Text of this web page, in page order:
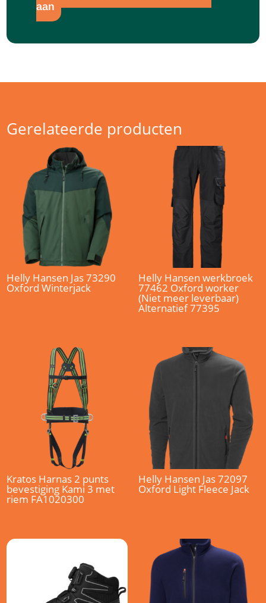
aan
Gerelateerde producten
Helly Hansen Jas 73290
Oxford Winterjack
Helly Hansen werkbroek
77462 Oxford worker
(Niet meer leverbaar)
Alternatief 77395
Kratos Harnas 2 punts
bevestiging Kami 3 met
riem FA1020300
Helly Hansen Jas 72097
Oxford Light Fleece Jack